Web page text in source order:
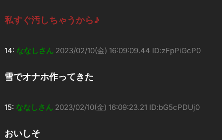
私すぐ汚しちゃうから♪
14: ななしさん 2023/02/10(金) 16:09:09.44 ID:zFpPiGcP0
雪でオナホ作ってきた
15: ななしさん 2023/02/10(金) 16:09:23.21 ID:bG5cPDUj0
おいしそ